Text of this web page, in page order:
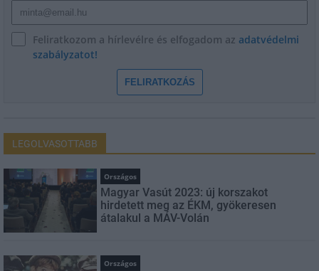
Feliratkozom a hírlevélre és elfogadom az adatvédelmi
szabályzatot!
FELIRATKOZÁS
LEGOLVASOTTABB
Országos
Magyar Vasút 2023: új korszakot
hirdetett meg az ÉKM, gyökeresen
átalakul a MÁV-Volán
Országos